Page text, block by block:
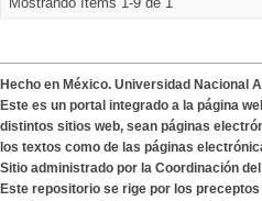
Hecho en México. Universidad Nacional
Este es un portal integrado a la página
distintos sitios web, sean páginas
los textos como de las páginas
Sitio administrado por la Coordinación
Este repositorio se rige por los